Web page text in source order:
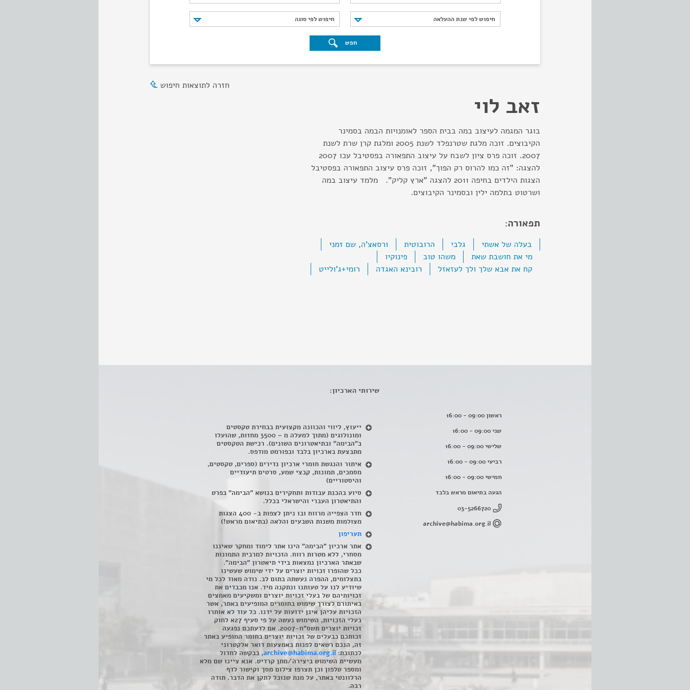
חיפוש לפי שנת ההעלאה
חיפוש לפי שנת ההעלאה חיפוש לפי סוגה
חיפוש לפי סוגה
חפש
חזרה לתוצאות חיפוש
זאב לוי
בוגר המגמה לעיצוב במה בבית הספר לאומנויות הבמה בסמינר
הקיבוצים. זוכה מלגת שטרנפלד לשנת 2005 ומלגת קרן שרת לשנת
2007. זוכה פרס ציון לשבח על עיצוב התפאורה בפסטיבל עכו 2007
להצגה: "זה כמו להרוס רק הפוך", זוכה פרס עיצוב התפאורה בפסטיבל
הצגות הילדים בחיפה 2011 להצגה "ארץ קליק". מלמד עיצוב במה
ושרטוט בתלמה ילין ובסמינר הקיבוצים.
תפאורה:
בעלה של אשתי גלבי הרובוטית
ורסאצ'ה, שם זמני
מי את חושבת שאת
משהו טוב
פינוקיו
קח את אבא שלך ולך לעזאזל
רובינא האגדה רומי+ג'ולייט
ראשון 09:00 - 16:00
שני 09:00 - 16:00
שלישי 09:00 - 16:00
רביעי 09:00 - 16:00
חמישי 09:00 - 16:00
הגעה בתיאום מראש בלבד
03-5266720
archive@habima.org.il
שירותי הארכיון:
ייעוץ, ליווי והכוונה מקצועית בבחירת טקסטים
ומונולוגים (מתוך למעלה מ – 3500 מחזות, שהועלו
ב"הבימה" ובתיאטרונים השונים). רכישת הטקסטים
מתבצעת בארכיון בלבד ובפורמט מודפס.
איתור והנגשת חומרי ארכיון נדירים (ספרים, טקסטים,
מסמכים, תמונות, קבצי שמע, סרטים תיעודיים
והיסטוריים)
סיוע בהכנת עבודות ותחקירים בנושא "הבימה" בפרט
והתיאטרון העברי והישראלי בכלל.
חדר הצפייה מרווח ובו ניתן לצפות ב- 400 הצגות
מצולמות משנות השבעים והלאה (בתיאום מראש!)
תעריפון
אתר ארכיון "הבימה" הינו אתר לימוד ומחקר שאיננו
מסחרי, ללא מטרות רווח. הזכויות למרבית התמונות
שבאתר הארכיון נמצאות בידי תיאטרון "הבימה".
ככל שהופרו זכויות יוצרים על ידי שימוש שעשינו
בתצלומים, ההפרה נעשתה בתום לב. נודה מאוד לכל מי
שיודיע לנו על טעותנו ונתקנה מיד. אנו מכבדים את
זכויותיהם של בעלי זכויות יוצרים ומשקיעים מאמצים
באיתורם לצורך שימוש בחומרים המופיעים באתר, אשר
הזכויות עליהן אינן ידועות על ידנו. כל עוד לא אותרו
בעלי הזכויות, השימוש נעשה על פי סעיף 27א לחוק
זכויות יוצרים תשס"ח-2007. אם לדעתכם נפגעה
זכותכם כבעלים של זכויות יוצרים בחומר המופיע באתר
זה, הנכם רשאים לפנות באמצעות דואר אלקטרוני
לכתובת: archive@habima.org.il, בבקשה לחדול
מעשיית השימוש ביצירה/מתן קרדיט. אנא ציינו שם מלא
ומספר טלפון וכן תצרפו צילום מסך וקישור לדף
הרלוונטי באתר, על מנת שנוכל לתקן את הדבר. תודה
רבה.